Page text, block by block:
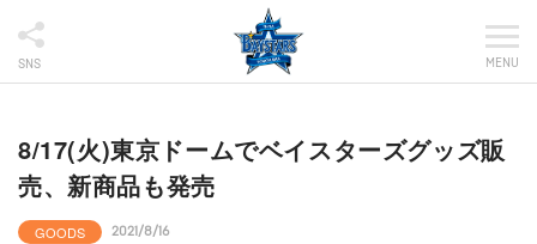
SNS MENU
8/17(火)東京ドームでベイスターズグッズ販
売、新商品も発売
GOODS 2021/8/16